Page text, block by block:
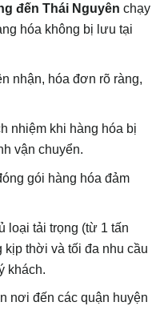
đếnThái Nguyên chạy
hóa không bị lưu tại
nhận, hóa đơn rõ ràng,
nhiệm khi hàng hóa bị
vận chuyển.
gói hàng hóa đảm
loại tải trọng (từ 1 tấn
kịp thời và tối đa nhu cầu
khách.
nơi đến các quận huyện